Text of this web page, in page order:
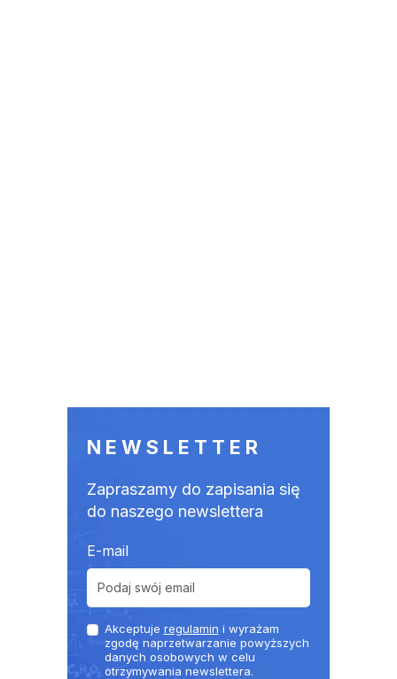
NEWSLETTER
Zapraszamy do zapisania się
do naszego newslettera
E-mail
Akceptuje regulamin i wyrażam
zgodę naprzetwarzanie powyższych
danych osobowych w celu
otrzymywania newslettera.